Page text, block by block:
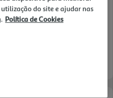
do site e ajudar nas
Política de Cookies